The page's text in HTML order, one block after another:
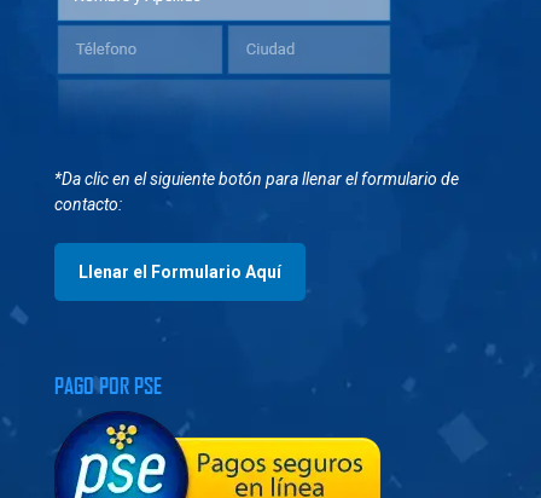
*Da clic en el siguiente botón para llenar el formulario de
contacto:
Llenar el Formulario Aquí
PAGO POR PSE